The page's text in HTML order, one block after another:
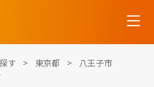
す 東京都
八王子市